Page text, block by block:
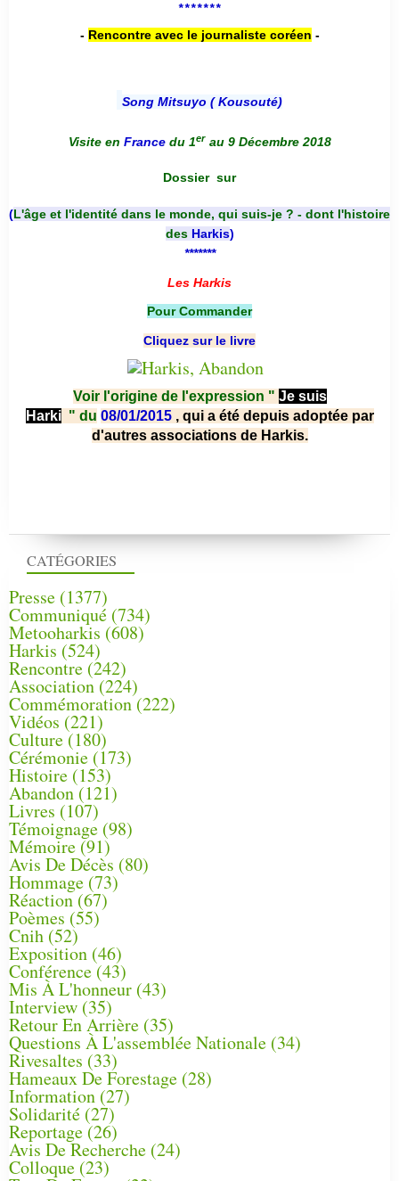
CATÉGORIES
Presse (1377)
Communiqué (734)
Metooharkis (608)
Harkis (524)
Rencontre (242)
Association (224)
Commémoration(222)
Vidéos (221)
Culture(180)
Cérémonie (173)
Histoire (153)
Abandon(121)
Livres (107)
Témoignage (98)
Mémoire (91)
Avis De Décès (80)
Hommage (73)
Réaction(67)
Poèmes (55)
Cnih (52)
Exposition (46)
Conférence(43)
Mis À L'honneur (43)
Interview (35)
Retour En Arrière (35)
Questions À L'assemblée Nationale (34)
Rivesaltes (33)
Hameaux De Forestage (28)
Information (27)
Solidarité (27)
Reportage(26)
Avis De Recherche (24)
Colloque (23)
*******
- Rencontre avec le journaliste coréen -
Song Mitsuyo ( Kousouté)
Visite en France du 1er au 9 Décembre 2018
Dossier sur
(L'âge et l'identité dans le monde, qui suis-je ? - dont l'histoire
des Harkis)
*******
Les Harkis
Pour Commander
Cliquez sur le livre
Voir l'origine de l'expression " Je suis
Harki " du 08/01/2015 , qui a été depuis adoptée par
d'autres associations de Harkis.